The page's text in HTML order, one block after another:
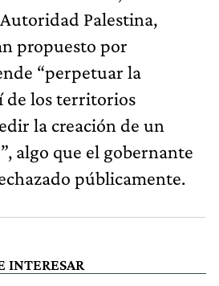
Palestina,
propuesto por
“perpetuar la
de los territorios
la creación de un
algo que el gobernante
públicamente.
INTERESAR